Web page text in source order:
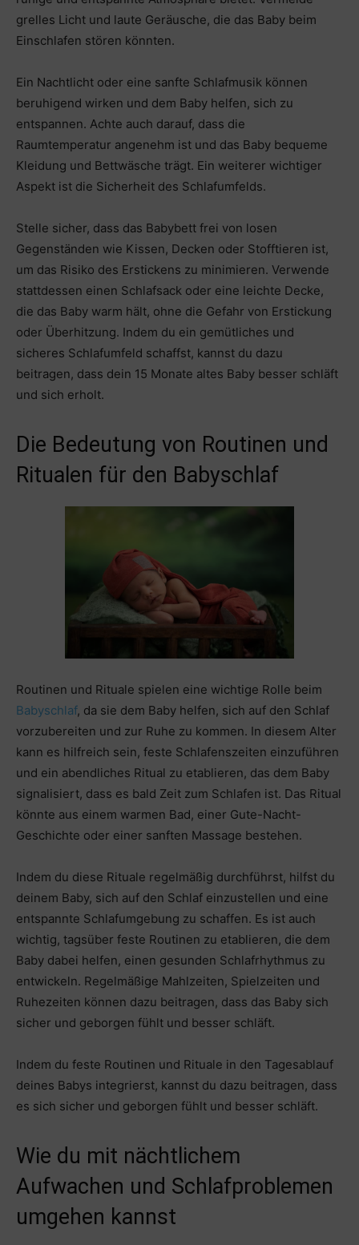
grelles Licht und laute Geräusche, die das Baby beim
Einschlafen stören könnten.
Ein Nachtlicht oder eine sanfte Schlafmusik können
beruhigend wirken und dem Baby helfen, sich zu
entspannen. Achte auch darauf, dass die
Raumtemperatur angenehm ist und das Baby bequeme
Kleidung und Bettwäsche trägt. Ein weiterer wichtiger
Aspekt ist die Sicherheit des Schlafumfelds.
Stelle sicher, dass das Babybett frei von losen
Gegenständen wie Kissen, Decken oder Stofftieren ist,
um das Risiko des Erstickens zu minimieren. Verwende
stattdessen einen Schlafsack oder eine leichte Decke,
die das Baby warm hält, ohne die Gefahr von Erstickung
oder Überhitzung. Indem du ein gemütliches und
sicheres Schlafumfeld schaffst, kannst du dazu
beitragen, dass dein 15 Monate altes Baby besser schläft
und sich erholt.
Die Bedeutung von Routinen und
Ritualen für den Babyschlaf
Routinen und Rituale spielen eine wichtige Rolle beim
Babyschlaf, da sie dem Baby helfen, sich auf den Schlaf
vorzubereiten und zur Ruhe zu kommen. In diesem Alter
kann es hilfreich sein, feste Schlafenszeiten einzuführen
und ein abendliches Ritual zu etablieren, das dem Baby
signalisiert, dass es bald Zeit zum Schlafen ist. Das Ritual
könnte aus einem warmen Bad, einer Gute-Nacht-
Geschichte oder einer sanften Massage bestehen.
Indem du diese Rituale regelmäßig durchführst, hilfst du
deinem Baby, sich auf den Schlaf einzustellen und eine
entspannte Schlafumgebung zu schaffen. Es ist auch
wichtig, tagsüber feste Routinen zu etablieren, die dem
Baby dabei helfen, einen gesunden Schlafrhythmus zu
entwickeln. Regelmäßige Mahlzeiten, Spielzeiten und
Ruhezeiten können dazu beitragen, dass das Baby sich
sicher und geborgen fühlt und besser schläft.
Indem du feste Routinen und Rituale in den Tagesablauf
deines Babys integrierst, kannst du dazu beitragen, dass
es sich sicher und geborgen fühlt und besser schläft.
Wie du mit nächtlichem
Aufwachen und Schlafproblemen
umgehen kannst